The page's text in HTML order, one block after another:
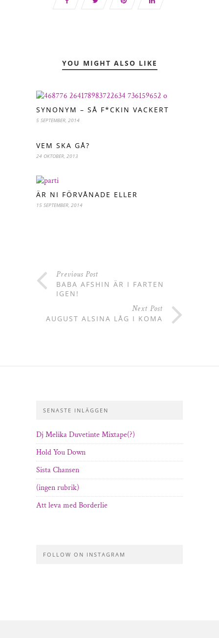
YOU MIGHT ALSO LIKE
SYNONYM – SÅ F*CKIN VACKERT
5 SEPTEMBER, 2014
VEM SKA GÅ?
24 OKTOBER, 2013
ÄR NI FÖRVÅNADE ELLER
15 SEPTEMBER, 2014
Previous Post
BABA AFSHIN ÄR I FARTEN
IGEN!
Next Post
AUGUST ALSINA LÅG I KOMA
SENASTE INLÄGGEN
Dj Melika Duvetinte Mixtape(?)
Hold You Down
Sista Chansen
(ingen rubrik)
Att leva med Borderlie
FOLLOW ON INSTAGRAM